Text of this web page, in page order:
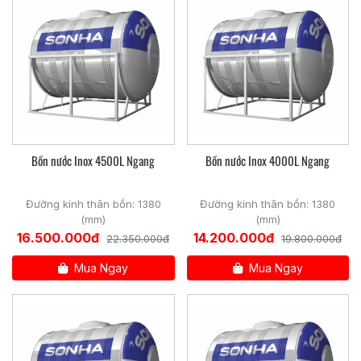
3. Cấu tạo của Bồn nước inox Sơn Hà 7 00l ngang
✓Thân bồn:
Lốc 5 gân kép phân bố đều trên thân bồn, nâng cao độ
cứng vững và kéo dài tuổi thọ sản phẩm gấp đôi so với sản
✓Chân đế:
Với chân đế mới to hơn, làm bằng inox siêu bền, bản V3,
Bồn nước Inox 4500L Ngang
Đường kính thân bồn: 1380
(mm)
16.500.000đ 22.350.000đ
Mua Ngay
Bồn nước Inox 4000L Ngang
Đường kính thân bồn: 1380
(mm)
14.200.000đ 19.800.000đ
Mua Ngay